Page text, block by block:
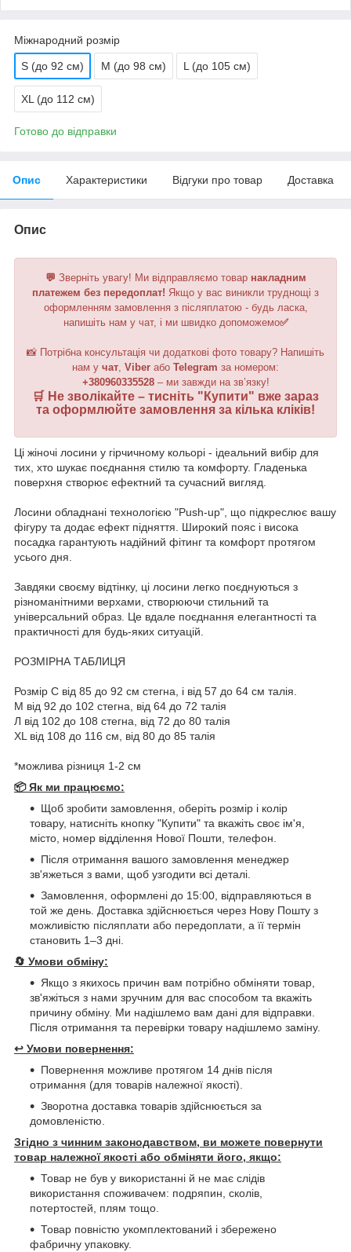
Міжнародний розмір
S (до 92 см) M (до 98 см) L (до 105 см)
XL (до 112 см)
Готово до відправки
Опис Характеристики Відгуки про товар Доставка
Опис
💬 Зверніть увагу! Ми відправляємо товар накладним
платежем без передоплат! Якщо у вас виникли труднощі з
оформленням замовлення з післяплатою - будь ласка,
напишіть нам у чат, і ми швидко допоможемо✅
📸 Потрібна консультація чи додаткові фото товару? Напишіть
нам у чат Viber або Telegram за номером:
+380960335528– ми завжди на зв’язку!
🛒 Не зволікайте – тисніть " Купити" вже зараз
та оформлюйте замовлення за кілька кліків!
Ці жіночі лосини у гірчичному кольорі - ідеальний вибір для
тих, хто шукає поєднання стилю та комфорту. Гладенька
поверхня створює ефектний та сучасний вигляд.
Лосини обладнані технологією "Push-up", що підкреслює вашу
фігуру та додає ефект підняття. Широкий пояс і висока
посадка гарантують надійний фітинг та комфорт протягом
усього дня.
Завдяки своєму відтінку, ці лосини легко поєднуються з
різноманітними верхами, створюючи стильний та
універсальний образ. Це вдале поєднання елегантності та
практичності для будь-яких ситуацій.
РОЗМІРНА ТАБЛИЦЯ
Розмір С від 85 до 92 см стегна, і від 57 до 64 см талія.
М від 92 до 102 стегна, від 64 до 72 талія
Л від 102 до 108 стегна, від 72 до 80 талія
ХL від 108 до 116 см, від 80 до 85 талія
*можлива різниця 1-2 см
📦 Як ми працюємо:
Щоб зробити замовлення, оберіть розмір і колір
товару, натисніть кнопку "Купити" та вкажіть своє ім'я,
місто, номер відділення Нової Пошти, телефон.
Після отримання вашого замовлення менеджер
зв'яжеться з вами, щоб узгодити всі деталі.
Замовлення, оформлені до 15:00, відправляються в
той же день. Доставка здійснюється через Нову Пошту з
можливістю післяплати або передоплати, а її термін
становить 1–3 дні.
🔄 Умови обміну:
Якщо з якихось причин вам потрібно обміняти товар,
зв'яжіться з нами зручним для вас способом та вкажіть
причину обміну. Ми надішлемо вам дані для відправки.
Після отримання та перевірки товару надішлемо заміну.
↩️ Умови повернення:
Повернення можливе протягом 14 днів після
отримання (для товарів належної якості).
Зворотна доставка товарів здійснюється за
домовленістю.
Згідно з чинним законодавством, ви можете повернути
товар належної якості або обміняти його, якщо:
Товар не був у використанні й не має слідів
використання споживачем: подряпин, сколів,
потертостей, плям тощо.
Товар повністю укомплектований і збережено
фабричну упаковку.